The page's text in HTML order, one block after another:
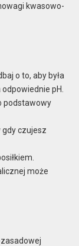
kwasowo-
o to, aby była
pH.
podstawowy
gdy czujesz
może